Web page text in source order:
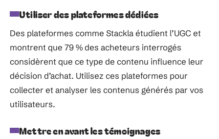
Utiliser des plateformes dédiées
Des plateformes comme Stackla étudient l’UGC et
montrent que 79 % des acheteurs interrogés
considèrent que ce type de contenu influence leur
décision d’achat. Utilisez ces plateformes pour
collecter et analyser les contenus générés par vos
utilisateurs.
Mettre en avant les témoignages